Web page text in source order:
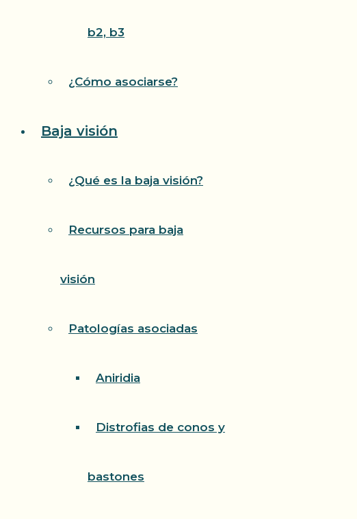
b2, b3
¿Cómo asociarse?
Baja visión
¿Qué es la baja visión?
Recursos para baja
visión
Patologías asociadas
Aniridia
Distrofias de conos y
bastones